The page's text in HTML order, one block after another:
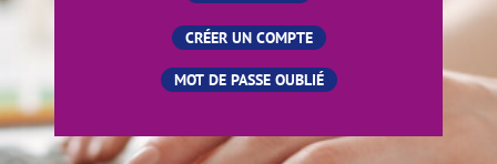
CRÉER UN COMPTE
MOT DE PASSE OUBLIÉ